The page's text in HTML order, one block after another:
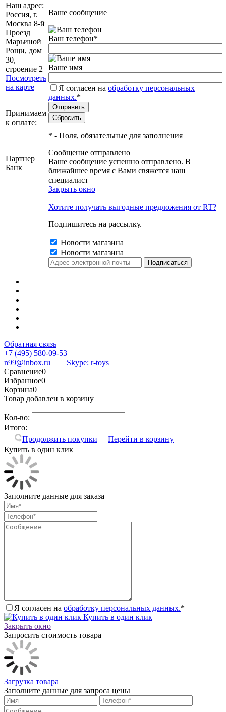
Наш адрес:
Россия, г.
Москва 8-й
Проезд
Марьиной
Рощи, дом
30,
строение 2
Посмотреть
на карте
Принимаем
к оплате:
Партнер
Банк
Ваше сообщение
Ваш телефон*
Ваше имя
Я согласен на обработку персональных
данных.*
* - Поля, обязательные для заполнения
Сообщение отправлено
Ваше сообщение успешно отправлено. В
ближайшее время с Вами свяжется наш
специалист
Закрыть окно
Хотите получать выгодные предложения от RT?
Подпишитесь на рассылку.
Новости магазина
Новости магазина
Обратная связь
+7 (495) 580-09-53
n99@inbox.ru Skype: r-toys
Сравнение0
Избранное0
Корзина0
Товар добавлен в корзину
Кол-во:
Итого:
Продолжить покупки
Перейти в корзину
Купить в один клик
Заполните данные для заказа
Я согласен на обработку персональных данных.*
Купить в один клик
Закрыть окно
Запросить стоимость товара
Загрузка товара
Заполните данные для запроса цены